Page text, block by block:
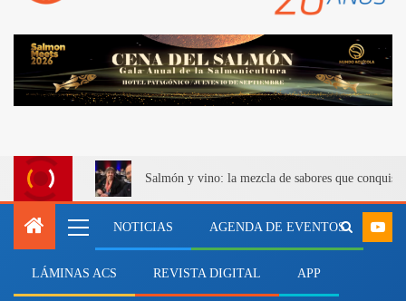
Salmón y vino: la mezcla de sabores que
NOTICIAS AGENDA DE EVENTOS
LÁMINAS ACS REVISTA DIGITAL APP
Instituciones